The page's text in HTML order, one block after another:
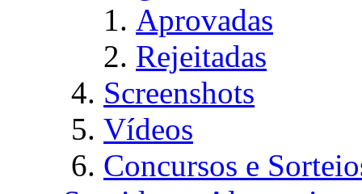
Aprovadas
Rejeitadas
Screenshots
Vídeos
Concursos e